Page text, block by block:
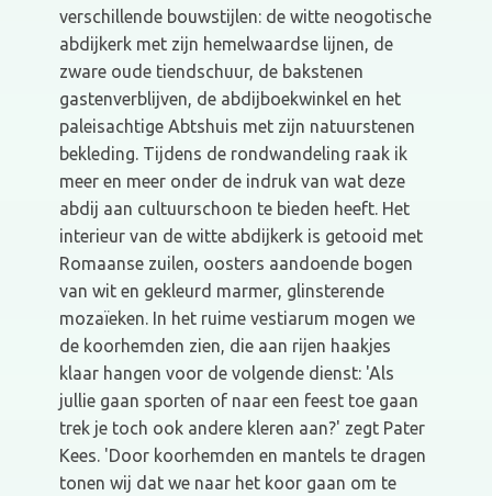
verschillende bouwstijlen: de witte neogotische
abdijkerk met zijn hemelwaardse lijnen, de
zware oude tiendschuur, de bakstenen
gastenverblijven, de abdijboekwinkel en het
paleisachtige Abtshuis met zijn natuurstenen
bekleding. Tijdens de rondwandeling raak ik
meer en meer onder de indruk van wat deze
abdij aan cultuurschoon te bieden heeft. Het
interieur van de witte abdijkerk is getooid met
Romaanse zuilen, oosters aandoende bogen
van wit en gekleurd marmer, glinsterende
mozaïeken. In het ruime vestiarum mogen we
de koorhemden zien, die aan rijen haakjes
klaar hangen voor de volgende dienst: 'Als
jullie gaan sporten of naar een feest toe gaan
trek je toch ook andere kleren aan?' zegt Pater
Kees. 'Door koorhemden en mantels te dragen
tonen wij dat we naar het koor gaan om te